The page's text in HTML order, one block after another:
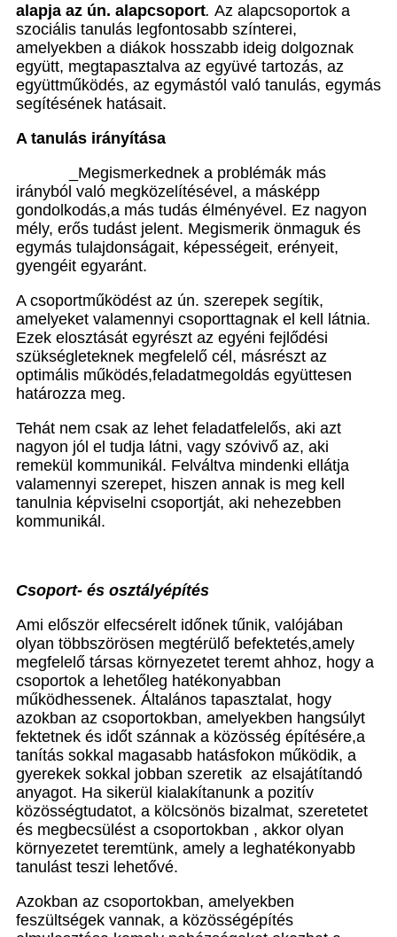
alapja az ún. alapcsoport. Az alapcsoportok a
szociális tanulás legfontosabb színterei,
amelyekben a diákok hosszabb ideig dolgoznak
együtt, megtapasztalva az együvé tartozás, az
együttműködés, az egymástól való tanulás, egymás
segítésének hatásait.
A tanulás irányítása
_Megismerkednek a problémák más
irányból való megközelítésével, a másképp
gondolkodás,a más tudás élményével. Ez nagyon
mély, erős tudást jelent. Megismerik önmaguk és
egymás tulajdonságait, képességeit, erényeit,
gyengéit egyaránt.
A csoportműködést az ún. szerepek segítik,
amelyeket valamennyi csoporttagnak el kell látnia.
Ezek elosztását egyrészt az egyéni fejlődési
szükségleteknek megfelelő cél, másrészt az
optimális működés,feladatmegoldás együttesen
határozza meg.
Tehát nem csak az lehet feladatfelelős, aki azt
nagyon jól el tudja látni, vagy szóvivő az, aki
remekül kommunikál. Felváltva mindenki ellátja
valamennyi szerepet, hiszen annak is meg kell
tanulnia képviselni csoportját, aki nehezebben
kommunikál.
Csoport- és osztályépítés
Ami először elfecsérelt időnek tűnik, valójában
olyan többszörösen megtérülő befektetés,amely
megfelelő társas környezetet teremt ahhoz, hogy a
csoportok a lehetőleg hatékonyabban
működhessenek. Általános tapasztalat, hogy
azokban az csoportokban, amelyekben hangsúlyt
fektetnek és időt szánnak a közösség építésére,a
tanítás sokkal magasabb hatásfokon működik, a
gyerekek sokkal jobban szeretik az elsajátítandó
anyagot. Ha sikerül kialakítanunk a pozitív
közösségtudatot, a kölcsönös bizalmat, szeretetet
és megbecsülést a csoportokban , akkor olyan
környezetet teremtünk, amely a leghatékonyabb
tanulást teszi lehetővé.
Azokban az csoportokban, amelyekben
feszültségek vannak, a közösségépítés